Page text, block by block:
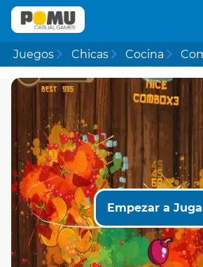
Juegos Chicas Cocina
Empezar a